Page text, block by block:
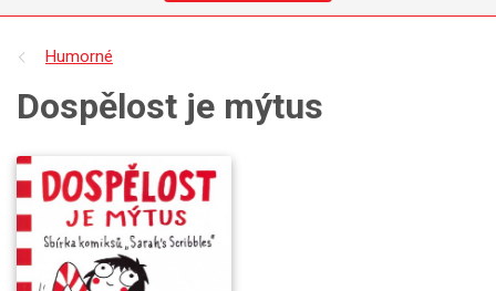
Humorné
Dospělost je mýtus